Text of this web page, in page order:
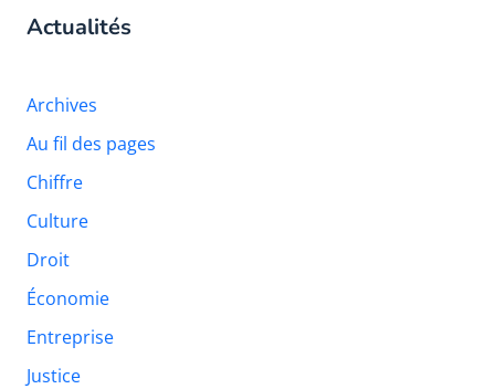
Actualités
Archives
Au fil des pages
Chiffre
Culture
Droit
Économie
Entreprise
Justice